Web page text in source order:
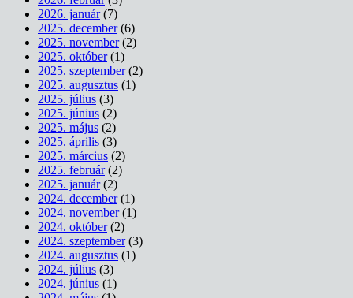
2026. január(7)
2025. december(6)
2025. november(2)
2025. október(1)
2025. szeptember(2)
2025. augusztus (1)
2025. július (3)
2025. június (2)
2025. május (2)
2025. április (3)
2025. március (2)
2025. február(2)
2025. január(2)
2024. december(1)
2024. november(1)
2024. október(2)
2024. szeptember(3)
2024. augusztus (1)
2024. július (3)
2024. június (1)